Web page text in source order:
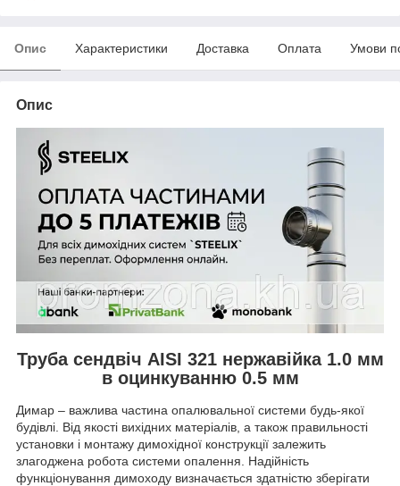
Опис Характеристики Доставка Оплата Умови
Опис
Труба сендвіч AISI 321 нержавійка 1.0 мм
в оцинкуванню 0.5 мм
Димар – важлива частина опалювальної системи будь-якої
будівлі. Від якості вихідних матеріалів, а також правильності
установки і монтажу димохідної конструкції залежить
злагоджена робота системи опалення. Надійність
функціонування димоходу визначається здатністю зберігати